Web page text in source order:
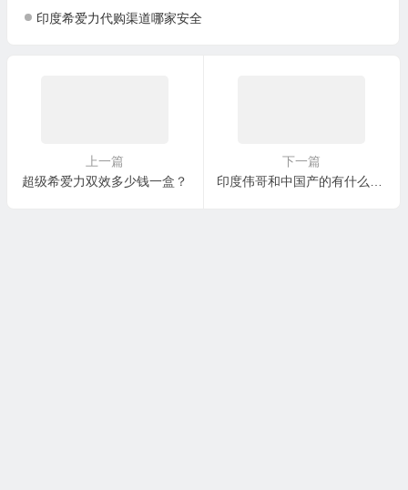
印度希爱力代购渠道哪家安全
上一篇
超级希爱力双效多少钱一盒？
下一篇